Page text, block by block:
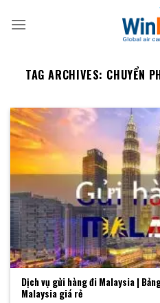
TAG ARCHIVES: CHUYỂN
Dịch vụ gửi hàng đi Malaysia |
Malaysia giá rẻ